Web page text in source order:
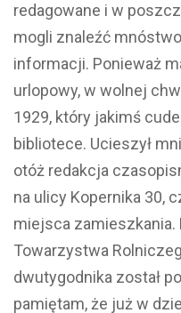
redagowane i w
mogli znaleźć
informacji. Ponieważ
urlopowy, w wolnej
1929, który jakimś
bibliotece. Ucieszył
otóż redakcja
na ulicy Kopernika 30,
miejsca zamieszkania.
Towarzystwa
dwutygodnika został
pamiętam, że już w